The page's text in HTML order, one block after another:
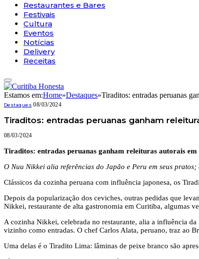
Restaurantes e Bares
Festivais
Cultura
Eventos
Notícias
Delivery
Receitas
Estamos em:Home»Destaques»Tiraditos: entradas peruanas
Destaques 08/03/2024
Tiraditos: entradas peruanas ganham
08/03/2024
Tiraditos: entradas peruanas ganham releituras autorais
O Nuu Nikkei alia referências do Japão e Peru em seus
Clássicos da cozinha peruana com influência japonesa, os
Depois da popularização dos ceviches, outras pedidas que
Nikkei, restaurante de alta gastronomia em Curitiba, algumas
A cozinha Nikkei, celebrada no restaurante, alia a influência
vizinho como entradas. O chef Carlos Alata, peruano, traz ao
Uma delas é o Tiradito Lima: lâminas de peixe branco são